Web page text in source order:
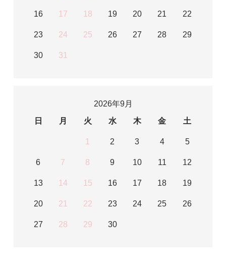
16 17 18 19 20 21 22
23 24 25 26 27 28 29
30 31
2026年9月
日
月 火 水 木 金 土
1 2 3 4 5
6 7 8 9 10 11 12
13 14 15 16 17 18 19
20 21 22 23 24 25 26
27 28 29 30